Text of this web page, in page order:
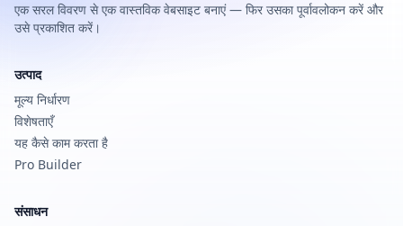
एक सरल विवरण से एक वास्तविक वेबसाइट बनाएं — फिर उसका पूर्वावलोकन करें और
उसे प्रकाशित करें।
उत्पाद
मूल्य निर्धारण
विशेषताएँ
यह कैसे काम करता है
Pro Builder
संसाधन